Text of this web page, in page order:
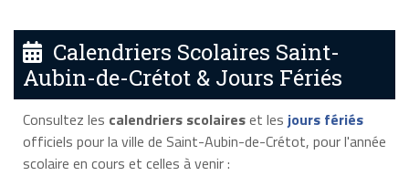
Calendriers Scolaires Saint-
Aubin-de-Crétot & Jours Fériés
Consultez les calendriers scolaireset les jours fériés
officiels pour la ville de Saint-Aubin-de-Crétot, pour l'année
scolaire en cours et celles à venir :